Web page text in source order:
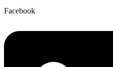
Facebook